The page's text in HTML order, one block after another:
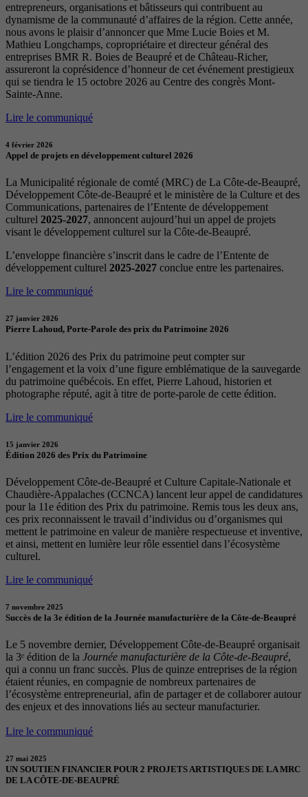
entrepreneurs, organisations et bâtisseurs qui contribuent au
dynamisme de la communauté d’affaires de la région. Cette année,
nous avons le plaisir d’annoncer que Mme Lucie Boies et M.
Mathieu Longchamps, copropriétaire et directeur général des
entreprises BMR R. Boies de Beaupré et de Château-Richer,
assureront la coprésidence d’honneur de cet événement prestigieux
qui se tiendra le 15 octobre 2026 au Centre des congrès Mont-
Sainte-Anne.
Lire le communiqué
4 février 2026
Appel de projets en développement culturel 2026
La Municipalité régionale de comté (MRC) de La Côte-de-Beaupré,
Développement Côte-de-Beaupré et le ministère de la Culture et des
Communications, partenaires de l’Entente de développement
culturel 2025-2027, annoncent aujourd’hui un appel de projets
visant le développement culturel sur la Côte-de-Beaupré.
L’enveloppe financière s’inscrit dans le cadre de l’Entente de
développement culturel 2025-2027 conclue entre les partenaires.
Lire le communiqué
27 janvier 2026
Pierre Lahoud, Porte-Parole des prix du Patrimoine 2026
L’édition 2026 des Prix du patrimoine peut compter sur
l’engagement et la voix d’une figure emblématique de la sauvegarde
du patrimoine québécois. En effet, Pierre Lahoud, historien et
photographe réputé, agit à titre de porte-parole de cette édition.
Lire le communiqué
15 janvier 2026
Édition 2026 des Prix du Patrimoine
Développement Côte-de-Beaupré et Culture Capitale-Nationale et
Chaudière-Appalaches (CCNCA) lancent leur appel de candidatures
pour la 11e édition des Prix du patrimoine. Remis tous les deux ans,
ces prix reconnaissent le travail d’individus ou d’organismes qui
mettent le patrimoine en valeur de manière respectueuse et inventive,
et ainsi, mettent en lumière leur rôle essentiel dans l’écosystème
culturel.
Lire le communiqué
7 novembre 2025
Succès de la 3e édition de la Journée manufacturière de la Côte-de-Beaupré
Le 5 novembre dernier, Développement Côte-de-Beaupré organisait
la 3ᵉ édition de la Journée manufacturière de la Côte-de-Beaupré,
qui a connu un franc succès. Plus de quinze entreprises de la région
étaient réunies, en compagnie de nombreux partenaires de
l’écosystème entrepreneurial, afin de partager et de collaborer autour
des enjeux et des innovations liés au secteur manufacturier.
Lire le communiqué
27 mai 2025
UN SOUTIEN FINANCIER POUR 2 PROJETS ARTISTIQUES DE LA MRC
DE LA CÔTE-DE-BEAUPRÉ